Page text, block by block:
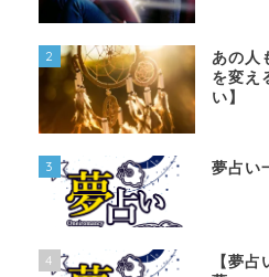
2
あの人
を変え
い】
3 夢占い
4
【夢